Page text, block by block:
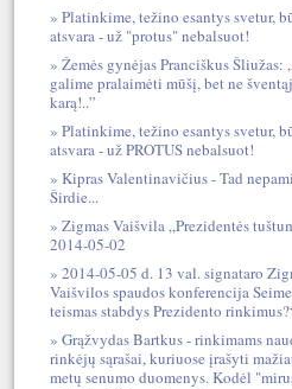
Platinkime, težino esantys svetur,
atsvara - už "protus" nebalsuot!
Žemės gynėjas Pranciškus Šliužas:
galime pralaimėti mūšį, bet ne
karą!..”
Platinkime, težino esantys svetur,
atsvara - už PROTUS nebalsuot!
Kipras Valentinavičius - Tad
Širdie...
Zigmas Vaišvila „Prezidentės
2014-05-02
2014-05-05 d. 13 val. signataro
Vaišvilos spaudos konferencija
teismas stabdys Prezidento
Grąžvydas Bartkus - rinkimams
rinkėjų sąrašai, kuriuose įrašyti
metų senumo duomenys. Kodėl